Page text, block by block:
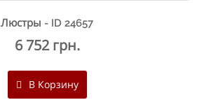
Люстры - ID 24657
6 752 грн.
В Корзину